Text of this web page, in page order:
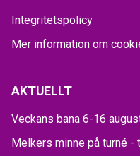
Integritetspolicy
Mer information om
AKTUELLT
Veckans bana 6-16
Melkers minne på turné -